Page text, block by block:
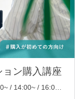
ン購入講座